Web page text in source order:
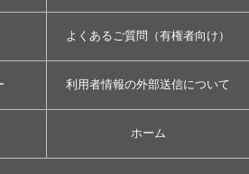
よくあるご質問（有権者向け）
利用者情報の外部送信について
ホーム